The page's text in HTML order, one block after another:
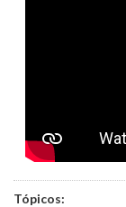
Tópicos: